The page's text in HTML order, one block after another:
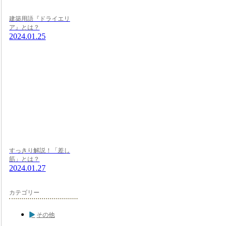
建築用語『ドライエリ
ア』とは？
2024.01.25
すっきり解説！「差し
筋」とは？
2024.01.27
カテゴリー
その他